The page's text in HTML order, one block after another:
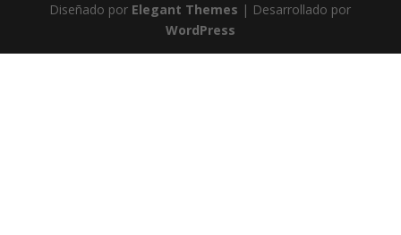
Diseñado por Elegant Themes | Desarrollado por
WordPress